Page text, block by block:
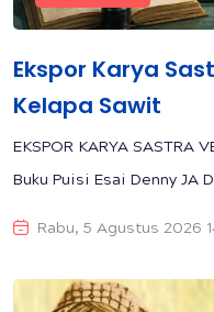
Ekspor Karya
Kelapa Sawit
EKSPOR KARYA SASTRA
Buku Puisi Esai Denny JA
Rabu, 5 Agustus 2026